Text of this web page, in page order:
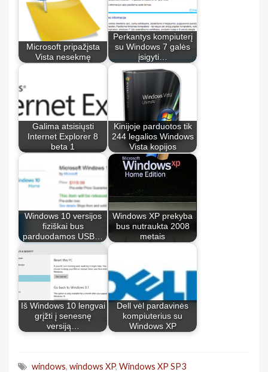
Microsoft pripažįsta
Vista nesekmę
Perkantys kompiuterį
su Windows 7 galės
įsigyti…
Galima atsisiųsti
Internet Explorer 8
beta 1
Kinijoje parduotos tik
244 legalios Windows
Vista kopijos
Windows 10 versijos
fiziškai bus
parduodamos USB…
Windows XP prekyba
bus nutraukta 2008
metais
Iš Windows 10 lengvai
grįžti į senesnę
versiją…
Dell vėl pardavinės
kompiuterius su
Windows XP
windows, windows XP, Windows XP SP3